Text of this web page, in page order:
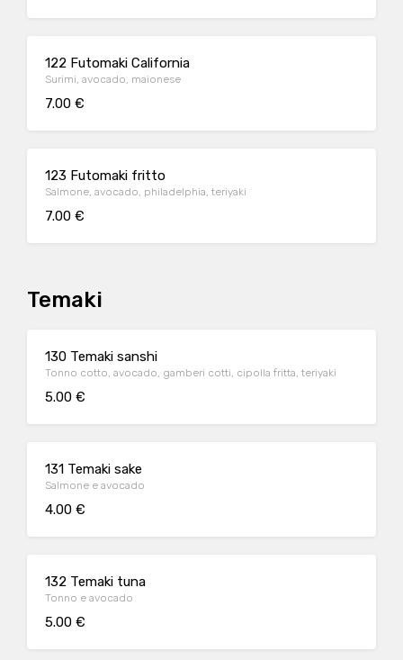
122 Futomaki California
Surimi, avocado, maionese
7.00 €
123 Futomaki fritto
Salmone, avocado, philadelphia, teriyaki
7.00 €
Temaki
130 Temaki sanshi
Tonno cotto, avocado, gamberi cotti, cipolla fritta, teriyaki
5.00 €
131 Temaki sake
Salmone e avocado
4.00 €
132 Temaki tuna
Tonno e avocado
5.00 €